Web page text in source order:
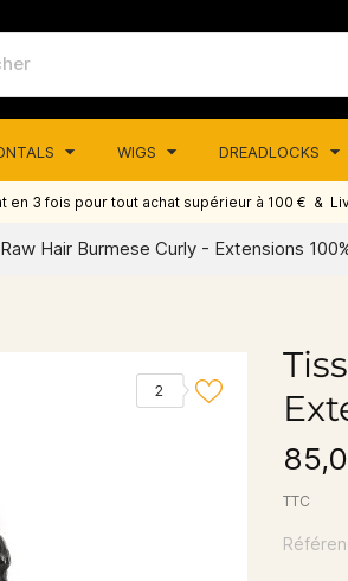
en 3 fois pour tout achat supérieur à 100 € &
WIGS DREADLOCKS
Hair Burmese Curly - Extensions
2
TTC